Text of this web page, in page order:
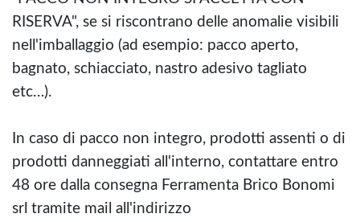
RISERVA", se si riscontrano delle anomalie visibili
nell'imballaggio (ad esempio: pacco aperto,
bagnato, schiacciato, nastro adesivo tagliato
etc…).
In caso di pacco non integro, prodotti assenti o di
prodotti danneggiati all'interno, contattare entro
48 ore dalla consegna Ferramenta Brico Bonomi
srl tramite mail all'indirizzo